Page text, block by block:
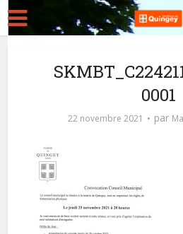
0001
22 novembre 2021 par